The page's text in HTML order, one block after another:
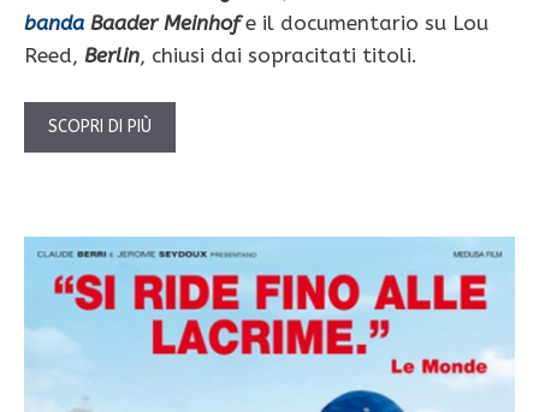
banda Baader Meinhofe il documentario su Lou
Reed, Berlin, chiusi dai sopracitati titoli.
SCOPRI DI PIÙ